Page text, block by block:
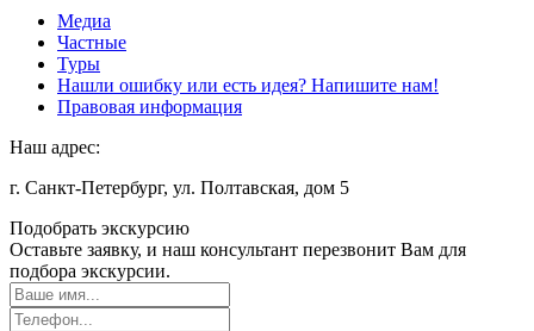
Медиа
Частные
Туры
Нашли ошибку или есть идея? Напишите нам!
Правовая информация
Наш адрес:
г. Санкт-Петербург, ул. Полтавская, дом 5
Подобрать экскурсию
Оставьте заявку, и наш консультант перезвонит Вам для
подбора экскурсии.